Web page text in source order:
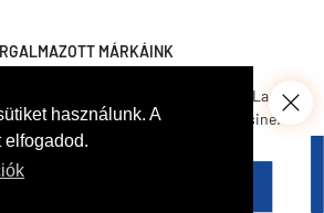
használunk. A
elfogadod.
MÁRKÁINK
Hemmax.
Walled.
CosmosLac.
Pava Resine.